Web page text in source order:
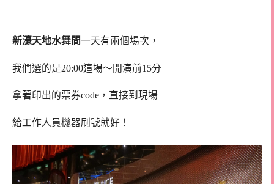
新濠天地水舞間一天有兩個場次，
我們選的是20:00這場～開演前15分
拿著印出的票券code，直接到現場
給工作人員機器刷號就好！